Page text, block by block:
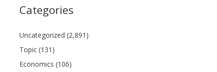
Categories
Uncategorized (2,891)
Topic (131)
Economics (106)